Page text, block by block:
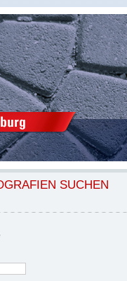
SUCHEN